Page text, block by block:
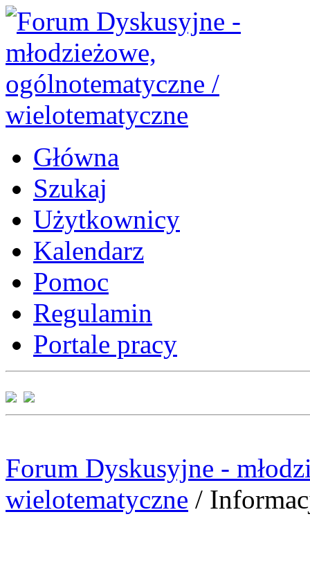
Główna
Szukaj
Użytkownicy
Kalendarz
Pomoc
Regulamin
Portale pracy
Forum Dyskusyjne -
wielotematyczne /